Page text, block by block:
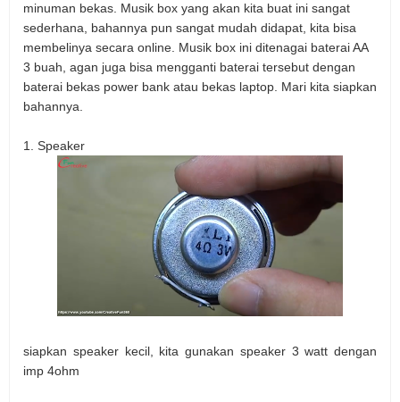
minuman bekas. Musik box yang akan kita buat ini sangat
sederhana, bahannya pun sangat mudah didapat, kita bisa
membelinya secara online. Musik box ini ditenagai baterai AA
3 buah, agan juga bisa mengganti baterai tersebut dengan
baterai bekas power bank atau bekas laptop. Mari kita siapkan
bahannya.
1. Speaker
siapkan speaker kecil, kita gunakan speaker 3 watt dengan
imp 4ohm